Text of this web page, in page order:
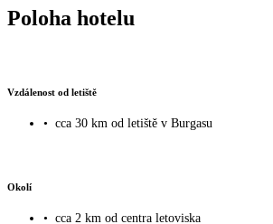
Poloha hotelu
Vzdálenost od letiště
• cca 30 km od letiště v Burgasu
Okolí
• cca 2 km od centra letoviska